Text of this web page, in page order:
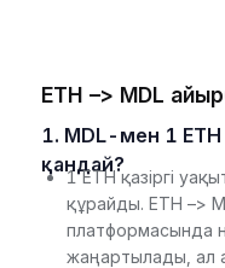
ETH –> MDL
1. MDL-мен 1 ETH үшін қазіргі бағам
қандай?
1 ETH қазіргі
құрайды. ETH –>
платформасында
жаңартылады, ал